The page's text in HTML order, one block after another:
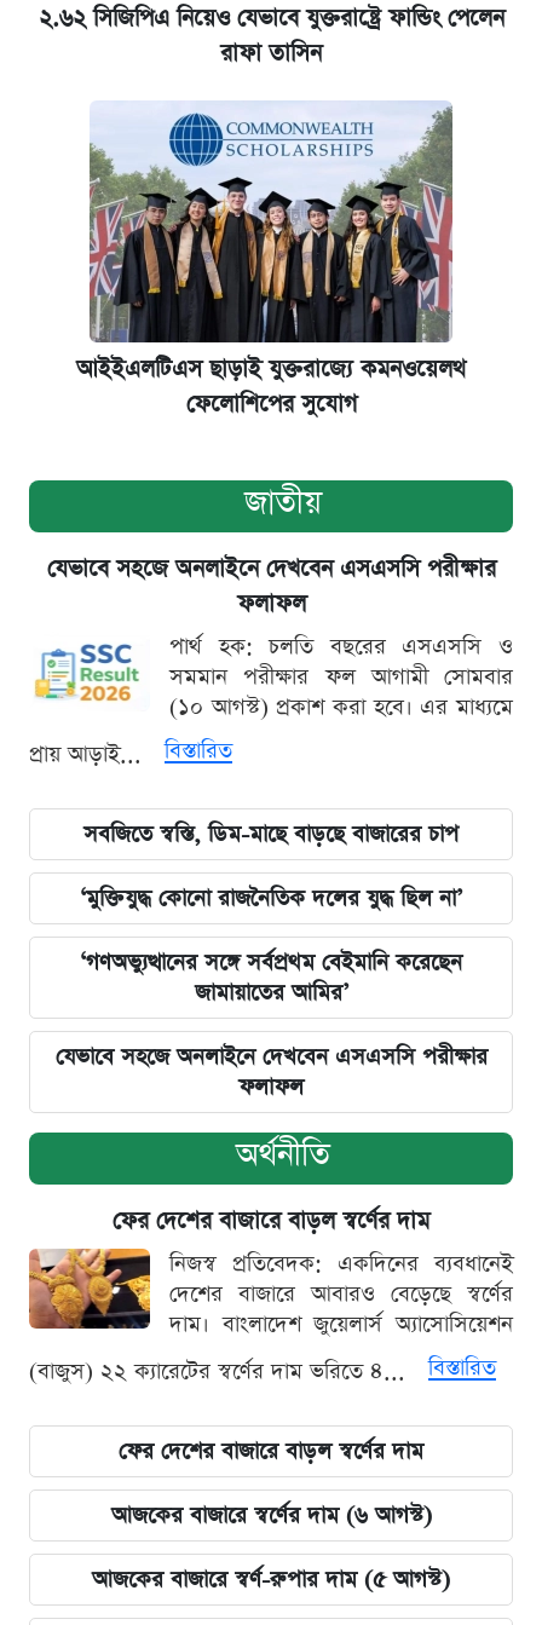
২.৬২ সিজিপিএ নিয়েও যেভাবে যুক্তরাষ্ট্রে ফান্ডিং পেলেন
রাফা তাসিন
আইইএলটিএস ছাড়াই যুক্তরাজ্যে কমনওয়েলথ
ফেলোশিপের সুযোগ
জাতীয়
যেভাবে সহজে অনলাইনে দেখবেন এসএসসি পরীক্ষার
ফলাফল
পার্থ হক: চলতি বছরের এসএসসি ও
সমমান পরীক্ষার ফল আগামী সোমবার
(১০ আগস্ট) প্রকাশ করা হবে। এর মাধ্যমে
প্রায় আড়াই...
বিস্তারিত
সবজিতে স্বস্তি, ডিম-মাছে বাড়ছে বাজারের চাপ
‘মুক্তিযুদ্ধ কোনো রাজনৈতিক দলের যুদ্ধ ছিল না’
‘গণঅভ্যুত্থানের সঙ্গে সর্বপ্রথম বেইমানি করেছেন
জামায়াতের আমির’
যেভাবে সহজে অনলাইনে দেখবেন এসএসসি পরীক্ষার
ফলাফল
অর্থনীতি
ফের দেশের বাজারে বাড়ল স্বর্ণের দাম
নিজস্ব প্রতিবেদক: একদিনের ব্যবধানেই
দেশের বাজারে আবারও বেড়েছে স্বর্ণের
দাম। বাংলাদেশ জুয়েলার্স অ্যাসোসিয়েশন
(বাজুস) ২২ ক্যারেটের স্বর্ণের দাম ভরিতে ৪...
বিস্তারিত
ফের দেশের বাজারে বাড়ল স্বর্ণের দাম
আজকের বাজারে স্বর্ণের দাম (৬ আগস্ট)
আজকের বাজারে স্বর্ণ-রুপার দাম (৫ আগস্ট)